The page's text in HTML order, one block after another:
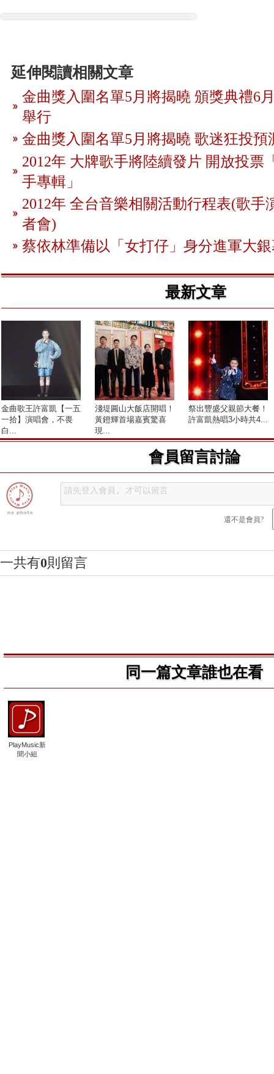
延伸閱讀相關文章
金曲獎入圍名單5月將揭曉 頒獎典禮6
舉行
金曲獎入圍名單5月將揭曉 歌迷狂投預
2012年 大牌歌手將陸續發片 開放投票
手專輯」
2012年 全台音樂相關活動行程表(歌手
者會)
蔡依林準備以「女打仔」身分進軍大
最新文章
金曲歌王許富凱【一五
一拾】演唱會，不畏
白...
淺堤圓山大飯店開唱！
黃鐙輝首場嘉賓驚喜
現...
祭出豐盛父親節大餐！
許富凱熱唱3小時共4...
會員留言討論
還不是會員?
一共有0則留言
同一篇文章誰也在看
PlayMusic新
聞小組